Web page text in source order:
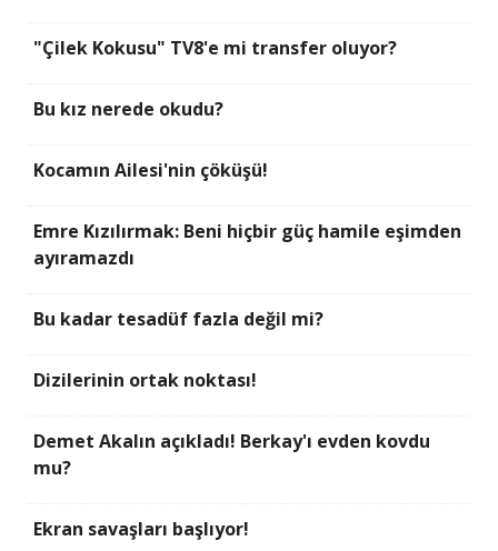
"Çilek Kokusu" TV8'e mi transfer oluyor?
Bu kız nerede okudu?
Kocamın Ailesi'nin çöküşü!
Emre Kızılırmak: Beni hiçbir güç hamile eşimden
ayıramazdı
Bu kadar tesadüf fazla değil mi?
Dizilerinin ortak noktası!
Demet Akalın açıkladı! Berkay'ı evden kovdu
mu?
Ekran savaşları başlıyor!